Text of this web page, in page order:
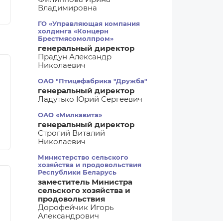
Владимировна
ГО «Управляющая компания
холдинга «Концерн
Брестмясомолпром»
генеральный директор
Прадун Александр
Николаевич
ОАО "Птицефабрика "Дружба"
генеральный директор
Ладутько Юрий Сергеевич
ОАО «Милкавита»
генеральный директор
Строгий Виталий
Николаевич
Министерство сельского
хозяйства и продовольствия
Республики Беларусь
заместитель Министра
сельского хозяйства и
продовольствия
Дорофейчик Игорь
Александрович